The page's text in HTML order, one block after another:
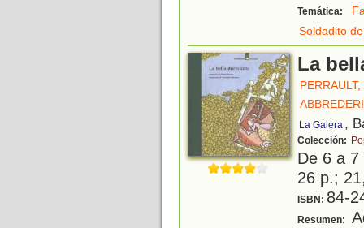
Temática:
Soldadito
La
La Galera ,
Colección:
De 6 a
26 p.;
ISBN: 84-
Resumen: